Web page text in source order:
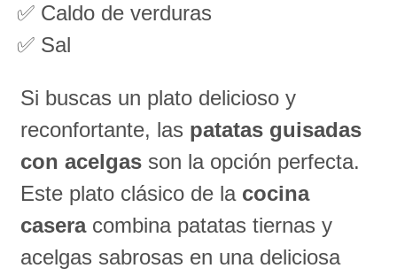
✅ Caldo de verduras
✅ Sal
Si buscas un plato delicioso y
reconfortante, las patatas guisadas
con acelgas son la opción perfecta.
Este plato clásico de la cocina
caseracombina patatas tiernas y
acelgas sabrosas en una deliciosa